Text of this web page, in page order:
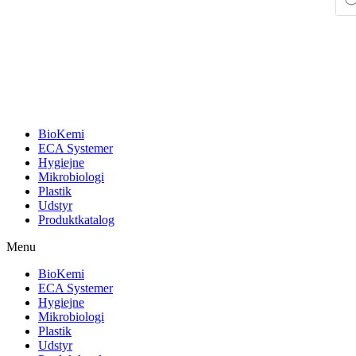
BioKemi
ECA Systemer
Hygiejne
Mikrobiologi
Plastik
Udstyr
Produktkatalog
Menu
BioKemi
ECA Systemer
Hygiejne
Mikrobiologi
Plastik
Udstyr